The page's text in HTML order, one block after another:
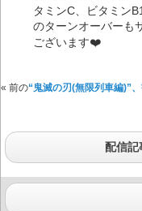
タミンC、ビタミン
のターンオーバーも
ございます❤️
« 前の“鬼滅の刃(無限列車編)”
配信記